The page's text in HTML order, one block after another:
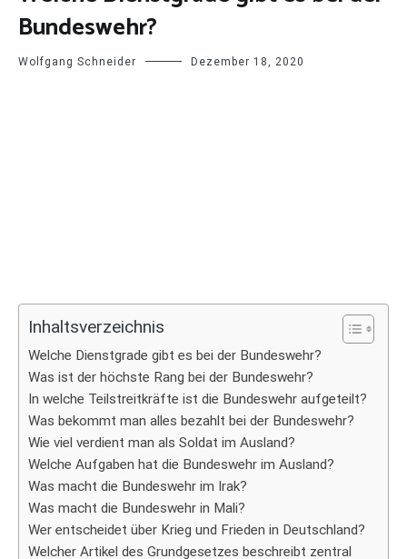
Bundeswehr?
Wolfgang Schneider Dezember 18, 2020
Inhaltsverzeichnis
Welche Dienstgrade gibt es bei der Bundeswehr?
Was ist der höchste Rang bei der Bundeswehr?
In welche Teilstreitkräfte ist die Bundeswehr aufgeteilt?
Was bekommt man alles bezahlt bei der Bundeswehr?
Wie viel verdient man als Soldat im Ausland?
Welche Aufgaben hat die Bundeswehr im Ausland?
Was macht die Bundeswehr im Irak?
Was macht die Bundeswehr in Mali?
Wer entscheidet über Krieg und Frieden in Deutschland?
Welcher Artikel des Grundgesetzes beschreibt zentral